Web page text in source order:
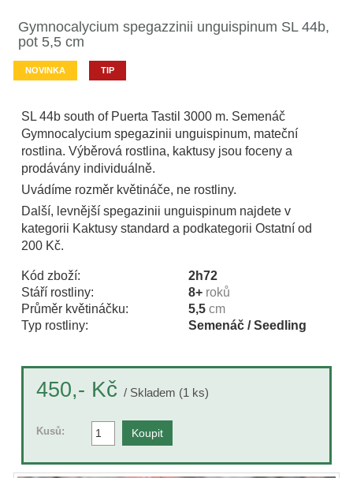
Gymnocalycium spegazzinii unguispinum SL 44b,
pot 5,5 cm
NOVINKA TIP
SL 44b south of Puerta Tastil 3000 m. Semenáč
Gymnocalycium spegazinii unguispinum, mateční
rostlina. Výběrová rostlina, kaktusy jsou foceny a
prodávány individuálně.
Uvádíme rozměr květináče, ne rostliny.
Další, levnější spegazinii unguispinum najdete v
kategorii Kaktusy standard a podkategorii Ostatní od
200 Kč.
Kód zboží:
2h72
Stáří rostliny:
8+ roků
Průměr květináčku:
5,5 cm
Typ rostliny:
Semenáč / Seedling
450,- Kč / Skladem (1 ks)
Kusů: